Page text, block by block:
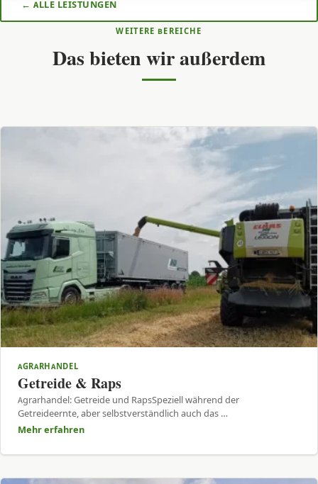
← ALLE LEISTUNGEN
WEITERE BEREICHE
Das bieten wir außerdem
AGRARHANDEL
Getreide & Raps
Agrarhandel: Getreide und RapsSpeziell während der
Getreideernte, aber selbstverständlich auch das …
Mehr erfahren